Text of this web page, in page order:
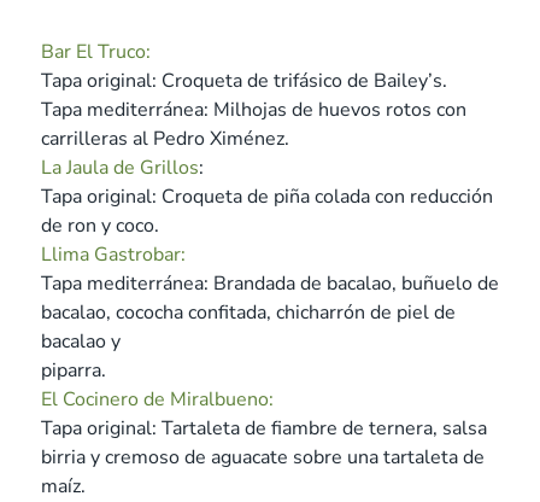
Bar El Truco:
Tapa original: Croqueta de trifásico de Bailey’s.
Tapa mediterránea: Milhojas de huevos rotos con
carrilleras al Pedro Ximénez.
La Jaula de Grillos:
Tapa original: Croqueta de piña colada con reducción
de ron y coco.
Llima Gastrobar:
Tapa mediterránea: Brandada de bacalao, buñuelo de
bacalao, cococha confitada, chicharrón de piel de
bacalao y
piparra.
El Cocinero de Miralbueno:
Tapa original: Tartaleta de fiambre de ternera, salsa
birria y cremoso de aguacate sobre una tartaleta de
maíz.